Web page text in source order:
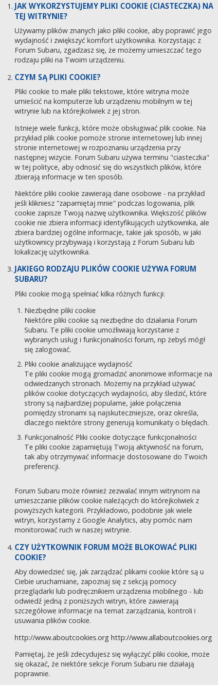
JAK WYKORZYSTUJEMY PLIKI COOKIE (CIASTECZKA) NA
TEJ WITRYNIE?
Używamy plików znanych jako pliki cookie, aby poprawić jego
wydajność i zwiększyć komfort użytkownika. Korzystając z
Forum Subaru, zgadzasz się, że możemy umieszczać tego
rodzaju pliki na Twoim urządzeniu.
CZYM SĄ PLIKI COOKIE?
Pliki cookie to małe pliki tekstowe, które witryna może
umieścić na komputerze lub urządzeniu mobilnym w tej
witrynie lub na którejkolwiek z jej stron.
Istnieje wiele funkcji, które może obsługiwać plik cookie. Na
przykład plik cookie pomoże stronie internetowej lub innej
stronie internetowej w rozpoznaniu urządzenia przy
następnej wizycie. Forum Subaru używa terminu "ciasteczka"
w tej polityce, aby odnosić się do wszystkich plików, które
zbierają informacje w ten sposób.
Niektóre pliki cookie zawierają dane osobowe - na przykład
jeśli klikniesz "zapamiętaj mnie" podczas logowania, plik
cookie zapisze Twoją nazwę użytkownika. Większość plików
cookie nie zbiera informacji identyfikujących użytkownika, ale
zbiera bardziej ogólne informacje, takie jak sposób, w jaki
użytkownicy przybywają i korzystają z Forum Subaru lub
lokalizację użytkownika.
JAKIEGO RODZAJU PLIKÓW COOKIE UŻYWA FORUM
SUBARU?
Pliki cookie mogą spełniać kilka różnych funkcji:
Niezbędne pliki cookie
Niektóre pliki cookie są niezbędne do działania Forum
Subaru. Te pliki cookie umożliwiają korzystanie z
wybranych usług i funkcjonalności forum, np żebyś mógł
się zalogować.
Pliki cookie analizujące wydajność
Te pliki cookie mogą gromadzić anonimowe informacje na
odwiedzanych stronach. Możemy na przykład używać
plików cookie dotyczących wydajności, aby śledzić, które
strony są najbardziej popularne, jakie połączenia
pomiędzy stronami są najskuteczniejsze, oraz określa,
dlaczego niektóre strony generują komunikaty o błędach.
Funkcjonalność Pliki cookie dotyczące funkcjonalności
Te pliki cookie zapamiętują Twoją aktywność na forum,
tak aby otrzymywać informacje dostosowane do Twoich
preferencji.
Forum Subaru może również zezwalać innym witrynom na
umieszczanie plików cookie należących do którejkolwiek z
powyższych kategorii. Przykładowo, podobnie jak wiele
witryn, korzystamy z Google Analytics, aby pomóc nam
monitorować ruch w naszej witrynie.
CZY UŻYTKOWNIK FORUM MOŻE BLOKOWAĆ PLIKI
COOKIE?
Aby dowiedzieć się, jak zarządzać plikami cookie które są u
Ciebie uruchamiane, zapoznaj się z sekcją pomocy
przeglądarki lub podręcznikiem urządzenia mobilnego - lub
odwiedź jedną z poniższych witryn, które zawierają
szczegółowe informacje na temat zarządzania, kontroli i
usuwania plików cookie.
http://www.aboutcookies.org http://www.allaboutcookies.org
Pamiętaj, że jeśli zdecydujesz się wyłączyć pliki cookie, może
się okazać, że niektóre sekcje Forum Subaru nie działają
poprawnie.